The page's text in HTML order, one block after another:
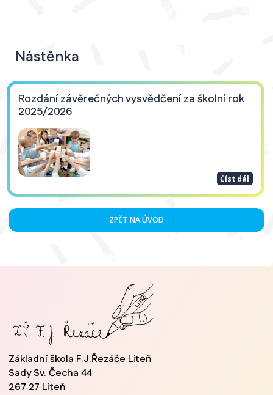
Nástěnka
Rozdání závěrečných vysvědčení za školní rok
2025/2026
Číst dál
ZPĚT NA ÚVOD
Základní škola F.J.Řezáče Liteň
Sady Sv. Čecha 44
267 27 Liteň